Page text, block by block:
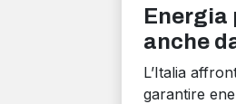
Energia
anche
L’Italia
garantire